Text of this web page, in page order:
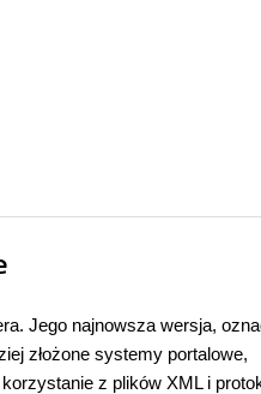
Jego najnowsza wersja,
złożone systemy portalowe,
z plików XML i